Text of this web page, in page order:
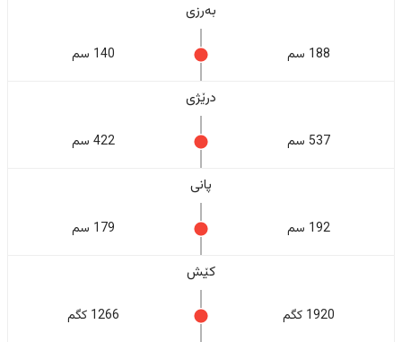
بەرزی
188 سم 140 سم
درێژی
537 سم 422 سم
پانی
192 سم 179 سم
کێش
1920 کگم 1266 کگم